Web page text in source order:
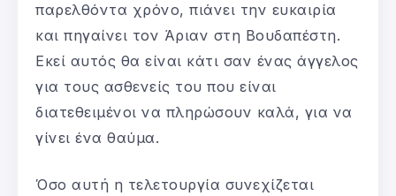
παρελθόντα χρόνο, πιάνει την ευκαιρία
και πηγαίνει τον Άριαν στη Βουδαπέστη.
Εκεί αυτός θα είναι κάτι σαν ένας άγγελος
για τους ασθενείς του που είναι
διατεθειμένοι να πληρώσουν καλά, για να
γίνει ένα θαύμα.
Όσο αυτή η τελετουργία συνεχίζεται